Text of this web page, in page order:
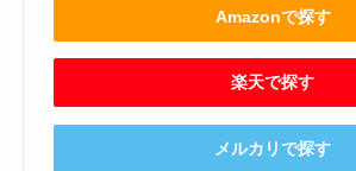
Amazonで探す
楽天で探す
メルカリで探す